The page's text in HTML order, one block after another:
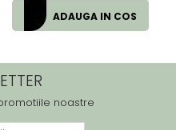
ADAUGA IN COS
noastre